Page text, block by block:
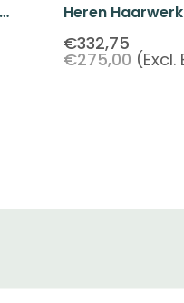
Heren Haarwerk
Swiss Lace Poly
Achterkant
€332,75
€275,00 (Excl.